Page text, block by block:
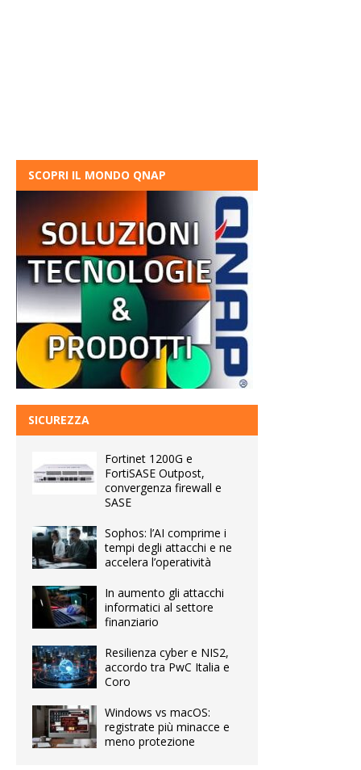
SCOPRI IL MONDO QNAP
SICUREZZA
Fortinet 1200G e
FortiSASE Outpost,
convergenza firewall e
SASE
Sophos: l’AI comprime i
tempi degli attacchi e ne
accelera l’operatività
In aumento gli attacchi
informatici al settore
finanziario
Resilienza cyber e NIS2,
accordo tra PwC Italia e
Coro
Windows vs macOS:
registrate più minacce e
meno protezione